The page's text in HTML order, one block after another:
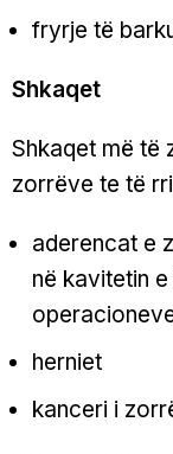
fryrje të
Shkaqet
Shkaqet më të
zorrëve te të
aderencat e
në kavitetin
herniet
kanceri i